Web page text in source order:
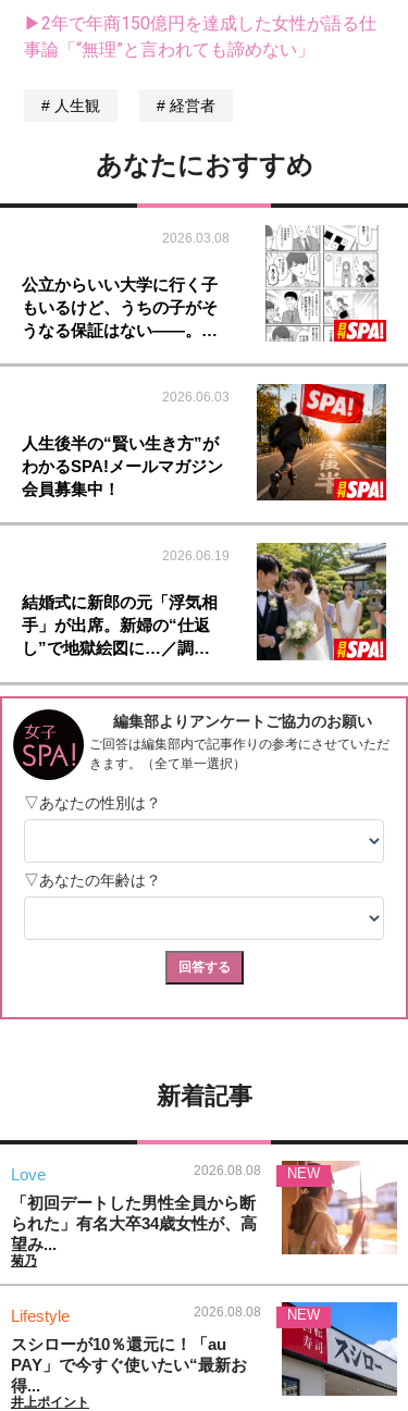
▶2年で年商150億円を達成した女性が語る仕
事論「“無理”と言われても諦めない」
人生観 経営者
あなたにおすすめ
2026.03.08
公立からいい大学に行く子
もいるけど、うちの子がそ
うなる保証はない――。…
2026.06.03
人生後半の“賢い生き方”が
わかるSPA!メールマガジン
会員募集中！
2026.06.19
結婚式に新郎の元「浮気相
手」が出席。新婦の“仕返
し”で地獄絵図に…／調…
新着記事
Love 2026.08.08
「初回デートした男性全員から断
られた」有名大卒34歳女性が、高
望み...
菊乃
NEW
Lifestyle 2026.08.08
スシローが10％還元に！「au
PAY」で今すぐ使いたい“最新お
得...
井上ポイント
NEW